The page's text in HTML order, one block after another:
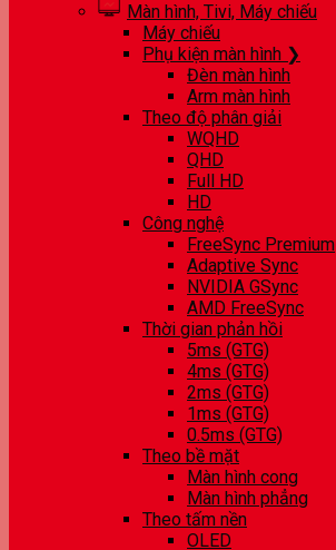
Màn hình, Tivi, Máy chiếu
Máy chiếu
Phụ kiện màn hình ❯
Đèn màn hình
Arm màn hình
Theo độ phân giải
WQHD
QHD
Full HD
HD
Công nghệ
FreeSync Premium
Adaptive Sync
NVIDIA GSync
AMD FreeSync
Thời gian phản hồi
5ms (GTG)
4ms (GTG)
2ms (GTG)
1ms (GTG)
0.5ms (GTG)
Theo bề mặt
Màn hình cong
Màn hình phẳng
Theo tấm nền
OLED